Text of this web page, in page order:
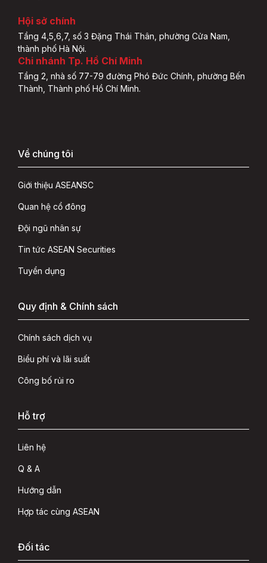
Hội sở chính
Tầng 4,5,6,7, số 3 Đặng Thái Thân, phường Cửa Nam,
thành phố Hà Nội.
Chi nhánh Tp. Hồ Chí Minh
Tầng 2, nhà số 77-79 đường Phó Đức Chính, phường Bến
Thành, Thành phố Hồ Chí Minh.
Về chúng tôi
Giới thiệu ASEANSC
Quan hệ cổ đông
Đội ngũ nhân sự
Tin tức ASEAN Securities
Tuyển dụng
Quy định & Chính sách
Chính sách dịch vụ
Biểu phí và lãi suất
Công bố rủi ro
Hỗ trợ
Liên hệ
Q & A
Hướng dẫn
Hợp tác cùng ASEAN
Đối tác